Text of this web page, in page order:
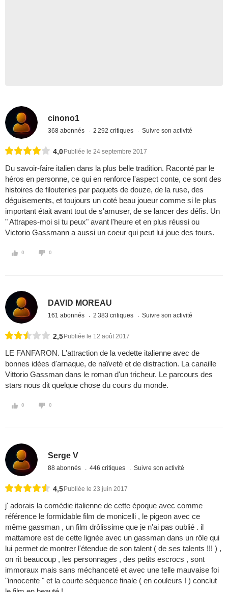
cinono1
368 abonnés 2 292 critiques Suivre son activité
4,0 Publiée le 24 septembre 2017
Du savoir-faire italien dans la plus belle tradition. Raconté par le
héros en personne, ce qui en renforce l'aspect conte, ce sont des
histoires de filouteries par paquets de douze, de la ruse, des
déguisements, et toujours un coté beau joueur comme si le plus
important était avant tout de s'amuser, de se lancer des défis. Un
" Attrapes-moi si tu peux" avant l'heure et en plus réussi ou
Victorio Gassmann a aussi un coeur qui peut lui joue des tours.
0 0
DAVID MOREAU
161 abonnés 2 383 critiques Suivre son activité
2,5 Publiée le 12 août 2017
LE FANFARON. L'attraction de la vedette italienne avec de
bonnes idées d'arnaque, de naïveté et de distraction. La canaille
Vittorio Gassman dans le roman d'un tricheur. Le parcours des
stars nous dit quelque chose du cours du monde.
0 0
Serge V
88 abonnés 446 critiques Suivre son activité
4,5 Publiée le 23 juin 2017
j' adorais la comédie italienne de cette époque avec comme
référence le formidable film de monicelli , le pigeon avec ce
même gassman , un film drôlissime que je n'ai pas oublié . il
mattamore est de cette lignée avec un gassman dans un rôle qui
lui permet de montrer l'étendue de son talent ( de ses talents !!! ) ,
on rit beaucoup , les personnages , des petits escrocs , sont
immoraux mais sans méchanceté et avec une telle mauvaise foi
"innocente " et la courte séquence finale ( en couleurs ! ) conclut